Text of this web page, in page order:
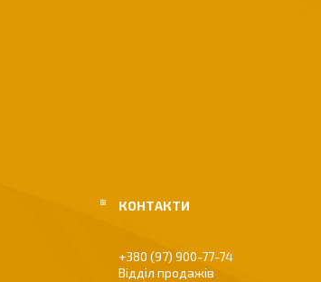
+380 (97) 900-77-74
Відділ продажів